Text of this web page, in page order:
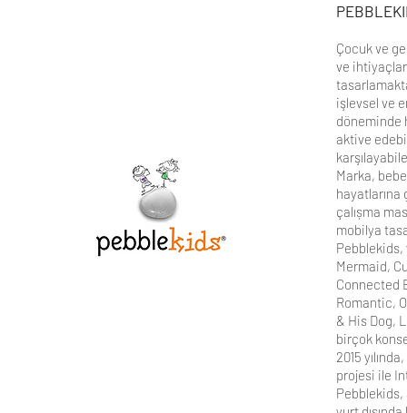
Çocuk ve
ve
işlevsel ve
döneminde
aktive
Marka,
çalıșma
mobilya
Pebblekids,
Mermaid,
Connected
Romantic,
& His Dog,
birçok
2015
projesi ile
Pebblekids,